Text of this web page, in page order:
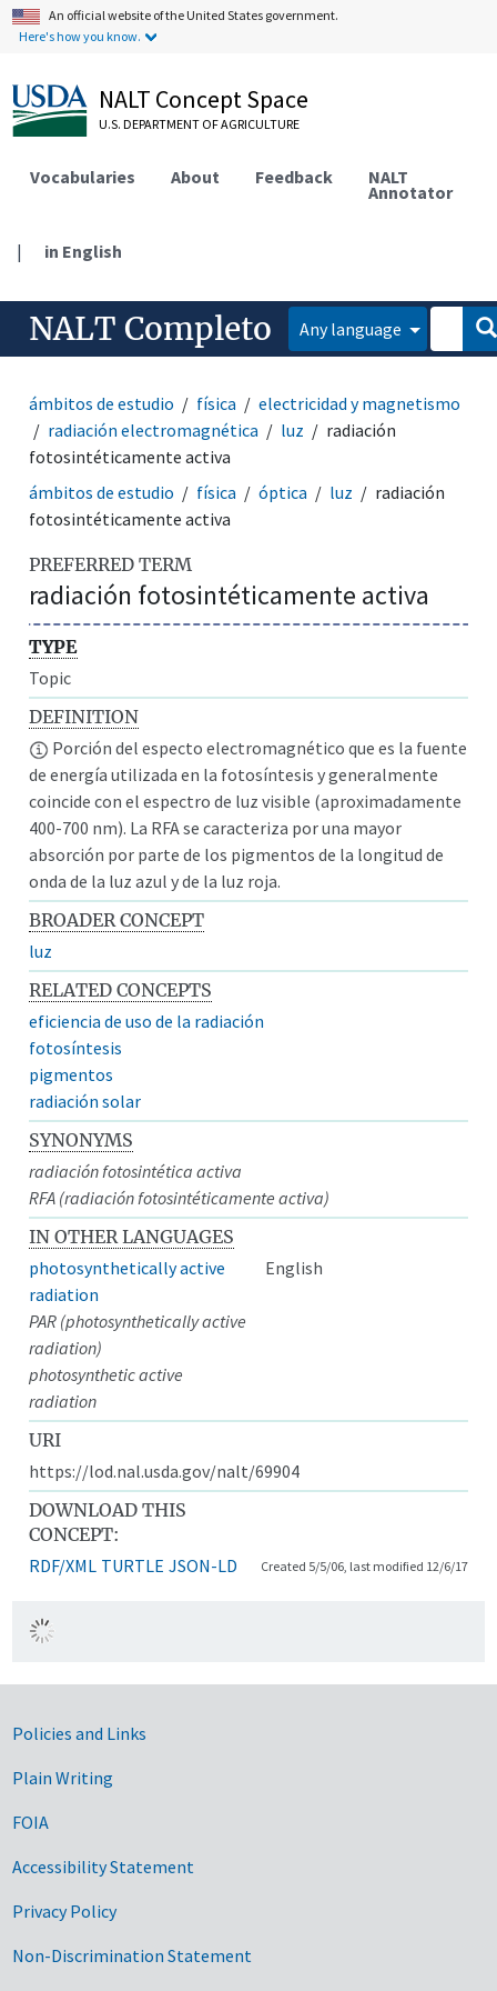
An official website of the United States government.
Here's how you know.
NALT Concept Space
U.S. DEPARTMENT OF AGRICULTURE
Vocabularies About Feedback NALT
Annotator
| in English
NALT Completo Any language
ámbitos de estudio física
electricidad y magnetismo
radiación electromagnética
luz
radiación
fotosintéticamente activa
ámbitos de estudio
física óptica luz
radiación
fotosintéticamente activa
PREFERRED TERM
radiación fotosintéticamente activa
TYPE
Topic
DEFINITION
Porción del especto electromagnético que es la fuente
de energía utilizada en la fotosíntesis y generalmente
coincide con el espectro de luz visible (aproximadamente
400-700 nm). La RFA se caracteriza por una mayor
absorción por parte de los pigmentos de la longitud de
onda de la luz azul y de la luz roja.
BROADER CONCEPT
luz
RELATED CONCEPTS
eficiencia de uso de la radiación
fotosíntesis
pigmentos
radiación solar
SYNONYMS
radiación fotosintética activa
RFA (radiación fotosintéticamente activa)
IN OTHER LANGUAGES
photosynthetically active
radiation
English
PAR (photosynthetically active
radiation)
photosynthetic active
radiation
URI
https://lod.nal.usda.gov/nalt/69904
DOWNLOAD THIS
CONCEPT:
RDF/XML TURTLE JSON-LD Created 5/5/06, last modified 12/6/17
Government Links
Policies and Links
Plain Writing
FOIA
Accessibility Statement
Privacy Policy
Non-Discrimination Statement